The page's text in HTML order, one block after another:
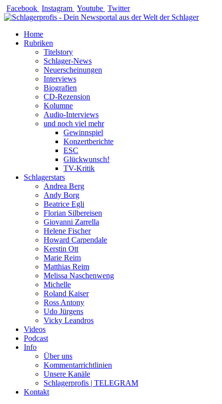
Zum
Inhalt
Facebook Instagram Youtube Twitter
Home
Rubriken
Titelstory
Schlager-News
Neuerscheinungen
Interviews
Biografien
CD-Rezension
Kolumne
Audio-Interviews
und noch viel mehr
Gewinnspiel
Konzertberichte
ESC
Glückwunsch!
TV-Kritik
Schlagerstars
Andrea Berg
Andy Borg
Beatrice Egli
Florian Silbereisen
Giovanni Zarrella
Helene Fischer
Howard Carpendale
Kerstin Ott
Marie Reim
Matthias Reim
Melissa Naschenweng
Michelle
Roland Kaiser
Ross Antony
Udo Jürgens
Vicky Leandros
Videos
Podcast
Info
Über uns
Kommentarrichtlinien
Unsere Kanäle
Schlagerprofis | TELEGRAM
Kontakt